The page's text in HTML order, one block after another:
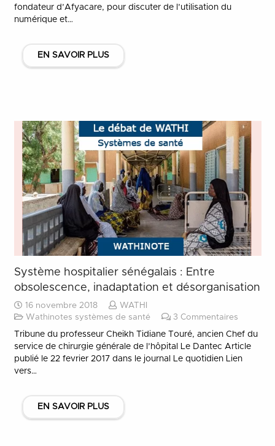
fondateur d’Afyacare, pour discuter de l’utilisation du
numérique et…
EN SAVOIR PLUS
Système hospitalier sénégalais : Entre
obsolescence, inadaptation et désorganisation
16 novembre 2018
WATHI
Wathinotes systèmes de santé
3 Commentaires
Tribune du professeur Cheikh Tidiane Touré, ancien Chef du
service de chirurgie générale de l’hôpital Le Dantec Article
publié le 22 fevrier 2017 dans le journal Le quotidien Lien
vers…
EN SAVOIR PLUS